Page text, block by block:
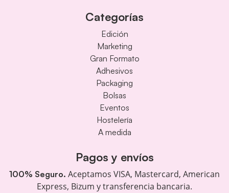
Categorías
Edición
Marketing
Gran Formato
Adhesivos
Packaging
Bolsas
Eventos
Hostelería
A medida
Pagos y envíos
100% Seguro. Aceptamos VISA, Mastercard, American
Express, Bizum y transferencia bancaria.